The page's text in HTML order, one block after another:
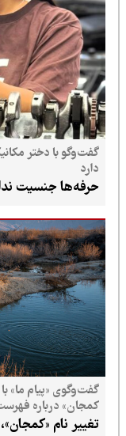
گفت‌وگو با دختر
حرفه‌ها جنسیت ندارند
گفت‌وگوی «پیام ما» با
کمجان» درباره فهرست جدید نام تالاب‌های کشور
تغییر نام «کمجان»،